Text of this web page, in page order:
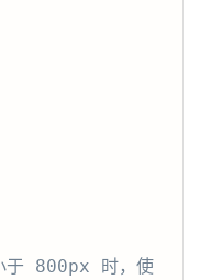
于 800px 时，使